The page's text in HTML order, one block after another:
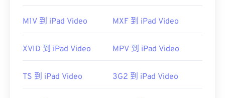
https://en.wikipedia.org/wiki/
https://docs.microsoft.com/en-us/previous-
versions/windows/desktop/windows-media-
M1V 到 iPad Video MXF 到 iPad Video
XVID 到 iPad Video MPV 到 iPad Video
TS 到 iPad Video 3G2 到 iPad Video